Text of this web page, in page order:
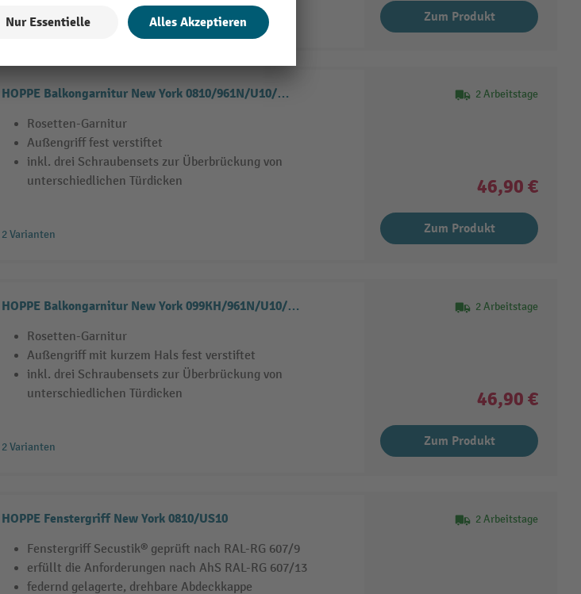
6 Varianten Zum Produkt
HOPPE Balkongarnitur New York 0810/961N/U10/…
Rosetten-Garnitur
Außengriff fest verstiftet
inkl. drei Schraubensets zur Überbrückung von
unterschiedlichen Türdicken
2 Varianten
2 Arbeitstage
46,90 €
Zum Produkt
HOPPE Balkongarnitur New York 099KH/961N/U10/…
Rosetten-Garnitur
Außengriff mit kurzem Hals fest verstiftet
inkl. drei Schraubensets zur Überbrückung von
unterschiedlichen Türdicken
2 Varianten
2 Arbeitstage
46,90 €
Zum Produkt
HOPPE Fenstergriff New York 0810/US10
Fenstergriff Secustik® geprüft nach RAL-RG 607/9
erfüllt die Anforderungen nach AhS RAL-RG 607/13
federnd gelagerte, drehbare Abdeckkappe
2 Arbeitstage